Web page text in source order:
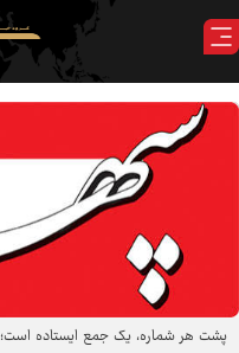
پشت هر شماره، یک جمع ایستاده است؛